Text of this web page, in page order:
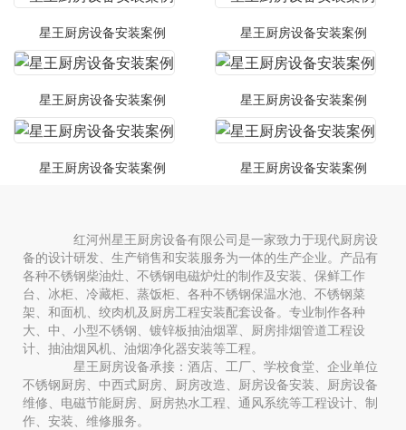
星王厨房设备安装案例 星王厨房设备安装案例
星王厨房设备安装案例 星王厨房设备安装案例
星王厨房设备安装案例 星王厨房设备安装案例
红河州星王厨房设备有限公司是一家致力于现代厨房设
备的设计研发、生产销售和安装服务为一体的生产企业。产品有
各种不锈钢柴油灶、不锈钢电磁炉灶的制作及安装、保鲜工作
台、冰柜、冷藏柜、蒸饭柜、各种不锈钢保温水池、不锈钢菜
架、和面机、绞肉机及厨房工程安装配套设备。专业制作各种
大、中、小型不锈钢、镀锌板抽油烟罩、厨房排烟管道工程设
计、抽油烟风机、油烟净化器安装等工程。
星王厨房设备承接：酒店、工厂、学校食堂、企业单位
不锈钢厨房、中西式厨房、厨房改造、厨房设备安装、厨房设备
维修、电磁节能厨房、厨房热水工程、通风系统等工程设计、制
作、安装、维修服务。